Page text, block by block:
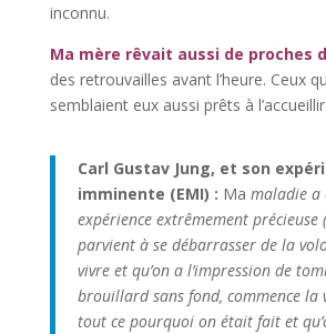
inconnu.
Ma mère rêvait aussi de proches
des retrouvailles avant l’heure. Ceux
semblaient eux aussi prêts à l’accueillir.
Carl Gustav Jung, et son
imminente (EMI) : Ma maladie a
expérience extrêmement précieuse
parvient à se débarrasser de la
vivre et qu’on a l’impression de
brouillard sans fond, commence la
tout ce pourquoi on était fait et